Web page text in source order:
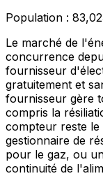
Population :
Le marché de
concurrence
fournisseur
gratuitement et
fournisseur gère
compris la
compteur reste le
gestionnaire de
pour le gaz, ou
continuité de